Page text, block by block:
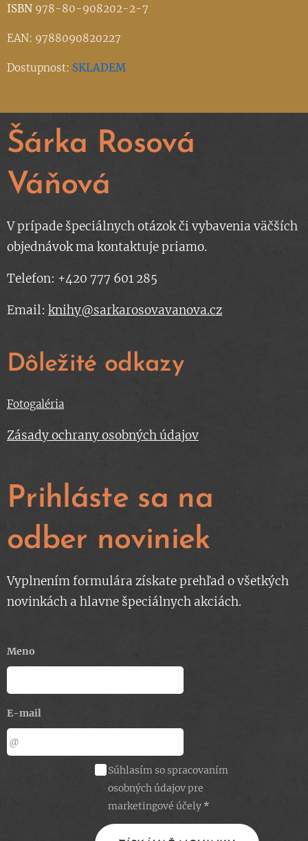
ISBN 978-80-908202-2-7
EAN: 9788090820227
Dostupnost: SKLADEM
Šárka Rosová
Váňová
V prípade špeciálnych otázok či vybavenia väčších
objednávok ma kontaktuje priamo.
Telefon: +420 777 601 285
Email: knihy@sarkarosovavanova.cz
Dôležité odkazy
Fotogaléria
Zásady ochrany osobných údajov
Prihláste sa na
odber noviniek
Vyplnením formulára získate prehľad o všetkých
novinkách a hlavne špeciálnych akciách.
Meno
E-mail
Súhlasím so spracovaním
osobných údajov pre
marketingové účely